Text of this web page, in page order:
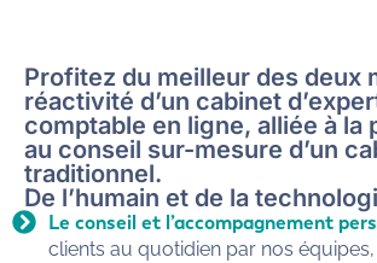
Profitez du meilleur des deux
réactivité d’un cabinet
comptable en ligne, alliée à la
au conseil sur-mesure d’un
traditionnel.
De l’humain et de la
Le conseil et l’accompagnement
clients au quotidien par nos